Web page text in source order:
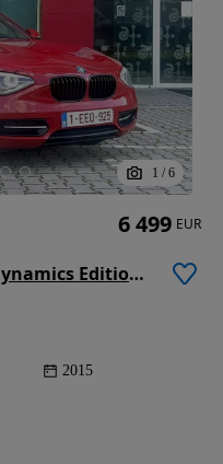
1 / 6
BMW Seria 1 116d EfficientDynamics Edition Sport Line
2015
6 499 EUR